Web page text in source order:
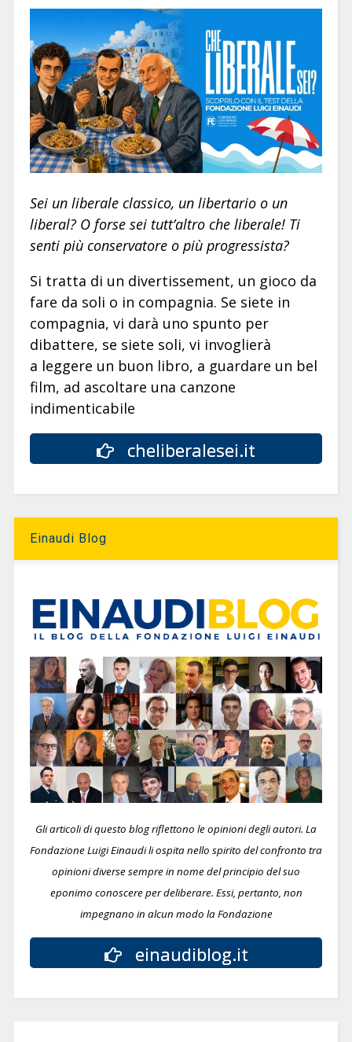
Sei un liberale classico, un libertario o un
liberal? O forse sei tutt’altro che liberale! Ti
senti più conservatore o più progressista?
Si tratta di un divertissement, un gioco da
fare da soli o in compagnia. Se siete in
compagnia, vi darà uno spunto per
dibattere, se siete soli, vi invoglierà
a leggere un buon libro, a guardare un bel
film, ad ascoltare una canzone
indimenticabile
cheliberalesei.it
Einaudi Blog
Gli articoli di questo blog riflettono le opinioni degli autori. La
Fondazione Luigi Einaudi li ospita nello spirito del confronto tra
opinioni diverse sempre in nome del principio del suo
eponimo conoscere per deliberare. Essi, pertanto, non
impegnano in alcun modo la Fondazione
einaudiblog.it